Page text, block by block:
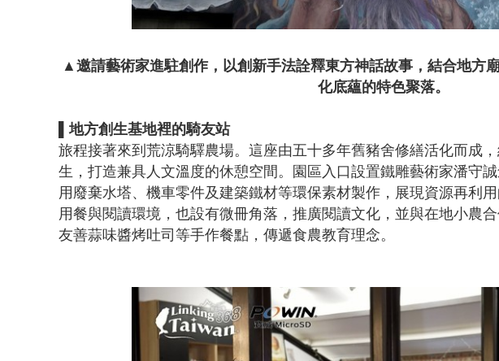
▲邀請藝術家進駐創作，以創新手法詮釋東方神話故事，結合地方
化底蘊的特色聚落。
▌地方創生基地裡的騎友站
旅程接著來到荒涼騎驛農場。這座由五十多年舊豬舍修繕活化而成
生，打造兼具人文溫度的休憩空間。園區入口設置鐵雕藝術家潘守
用廢棄水塔、機車零件及建築鐵材等環保素材製作，展現資源再利
用餐與閱讀環境，也設有微冊角落，推廣閱讀文化，並與在地小農
友善蒜味醬烤吐司等手作餐點，傳遞食農教育理念。